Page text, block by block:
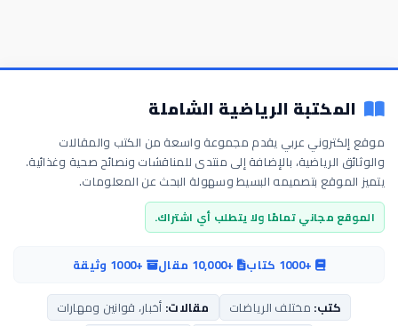
المكتبة الرياضية الشاملة
موقع إلكتروني عربي يقدم مجموعة واسعة من الكتب والمقالات
والوثائق الرياضية، بالإضافة إلى منتدى للمناقشات ونصائح صحية وغذائية.
يتميز الموقع بتصميمه البسيط وسهولة البحث عن المعلومات.
الموقع مجاني تمامًا ولا يتطلب أي اشتراك.
+1000 كتاب +10,000 مقال
+1000 وثيقة
كتب: مختلف الرياضات مقالات: أخبار، قوانين ومهارات